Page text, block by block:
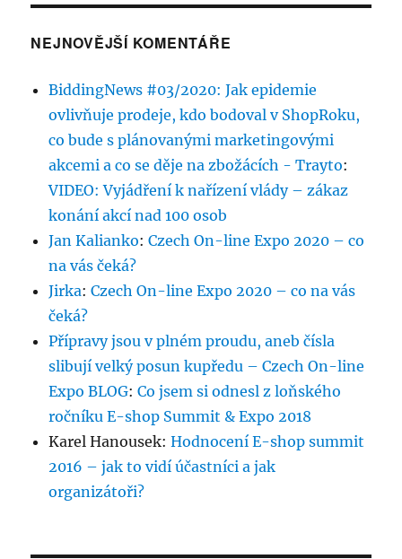
NEJNOVĚJŠÍ KOMENTÁŘE
BiddingNews #03/2020: Jak epidemie
ovlivňuje prodeje, kdo bodoval v ShopRoku,
co bude s plánovanými marketingovými
akcemi a co se děje na zbožácích - Trayto:
VIDEO: Vyjádření k nařízení vlády – zákaz
konání akcí nad 100 osob
Jan Kalianko:Czech On-line Expo 2020 – co
na vás čeká?
Jirka:Czech On-line Expo 2020 – co na vás
čeká?
Přípravy jsou v plném proudu, aneb čísla
slibují velký posun kupředu – Czech On-line
Expo BLOG:Co jsem si odnesl z loňského
ročníku E-shop Summit & Expo 2018
Karel Hanousek:Hodnocení E-shop summit
2016 – jak to vidí účastníci a jak
organizátoři?